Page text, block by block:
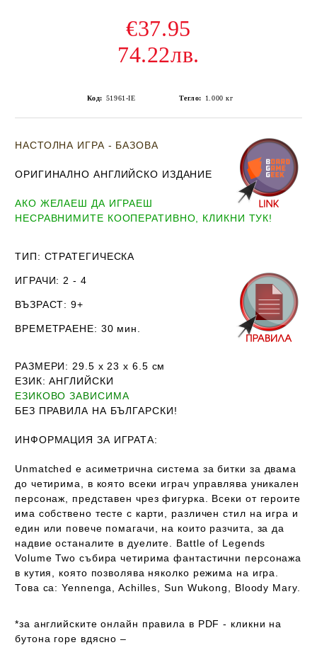
€37.95
74.22лв.
Код: 51961-IE Тегло: 1.000 кг
НАСТОЛНА ИГРА - БАЗОВА
ОРИГИНАЛНО АНГЛИЙСКО ИЗДАНИЕ
АКО ЖЕЛАЕШ ДА ИГРАЕШ
НЕСРАВНИМИТЕ КООПЕРАТИВНО, КЛИКНИ ТУК!
ТИП: СТРАТЕГИЧЕСКА
ИГРАЧИ: 2 - 4
ВЪЗРАСТ: 9+
ВРЕМЕТРАЕНЕ: 30 мин.
РАЗМЕРИ: 29.5 х 23 х 6.5 см
ЕЗИК: АНГЛИЙСКИ
ЕЗИКОВО ЗАВИСИМА
БЕЗ ПРАВИЛА НА БЪЛГАРСКИ!
ИНФОРМАЦИЯ ЗА ИГРАТА:
Unmatched е асиметрична система за битки за двама
до четирима, в която всеки играч управлява уникален
персонаж, представен чрез фигурка. Всеки от героите
има собствено тесте с карти, различен стил на игра и
един или повече помагачи, на които разчита, за да
надвие останалите в дуелите. Battle of Legends
Volume Two събира четирима фантастични персонажа
в кутия, която позволява няколко режима на игра.
Това са: Yennenga, Achilles, Sun Wukong, Bloody Mary.
*за английските онлайн правила в PDF - кликни на
бутона горе вдясно –